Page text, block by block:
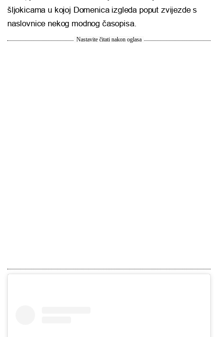
šljokicama u kojoj Domenica izgleda poput zvijezde s
naslovnice nekog modnog časopisa.
Nastavite čitati nakon oglasa